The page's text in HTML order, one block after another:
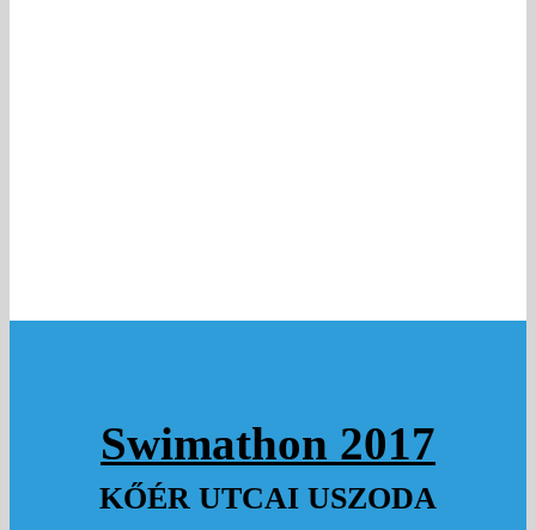
Swimathon 2017
KŐÉR UTCAI USZODA